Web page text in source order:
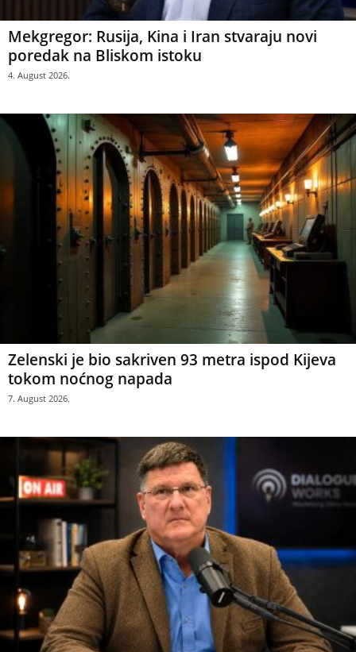
Mekgregor: Rusija, Kina i Iran stvaraju novi
poredak na Bliskom istoku
4. August 2026.
Zelenski je bio sakriven 93 metra ispod Kijeva
tokom noćnog napada
7. August 2026.